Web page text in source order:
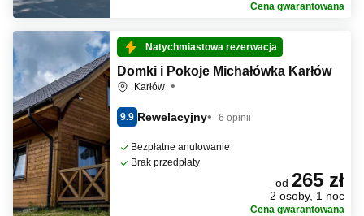
Cena gwarantowana
Natychmiastowa rezerwacja
Domki i Pokoje Michałówka Karłów
Karłów
9.9 Rewelacyjny 6 opinii
Bezpłatne anulowanie
Brak przedpłaty
od 265 zł
2 osoby, 1 noc
Cena gwarantowana